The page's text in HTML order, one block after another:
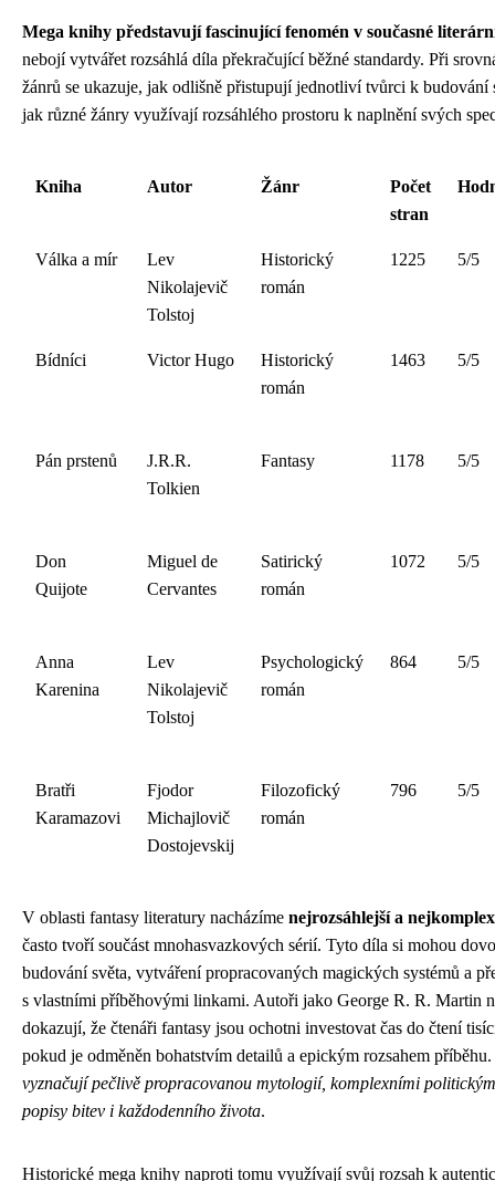
Mega knihy představují fascinující fenomén v současné
nebojí vytvářet rozsáhlá díla překračující běžné standardy. Při
žánrů se ukazuje, jak odlišně přistupují jednotliví tvůrci k budování
jak různé žánry využívají rozsáhlého prostoru k naplnění svých
Kniha Autor Žánr
Počet
stran
Válka a mír
Lev
Nikolajevič
Tolstoj
Historický
román
1225 5/5
Bídníci Victor Hugo
Historický
román
1463 5/5
Pán prstenů
J.R.R.
Tolkien
Fantasy 1178 5/5
Don
Quijote
Miguel de
Cervantes
Satirický
román
1072 5/5
Anna
Karenina
Lev
Nikolajevič
Tolstoj
Psychologický
román
864 5/5
Bratři
Karamazovi
Fjodor
Michajlovič
Dostojevskij
Filozofický
román
796 5/5
V oblasti fantasy literatury nacházíme nejrozsáhlejší a
často tvoří součást mnohasvazkových sérií. Tyto díla si mohou
budování světa, vytváření propracovaných magických systémů a
s vlastními příběhovými linkami. Autoři jako George R. R. Martin
dokazují, že čtenáři fantasy jsou ochotni investovat čas do čtení
pokud je odměněn bohatstvím detailů a epickým rozsahem příběhu.
vyznačují pečlivě propracovanou mytologií, komplexními
popisy bitev i každodenního života.
Historické mega knihy naproti tomu využívají svůj rozsah k